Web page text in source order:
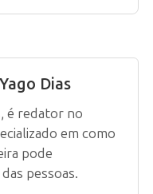
Yago Dias
é redator no
em como
pode
pessoas.